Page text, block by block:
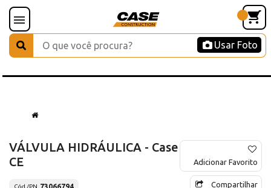
Usar Foto
VÁLVULA HIDRÁULICA - Case
CE
Adicionar Favorito
Compartilhar